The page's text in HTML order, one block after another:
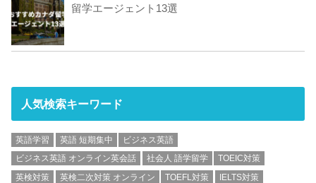
留学エージェント13選
人気検索キーワード
英語学習 英語 短期集中
ビジネス英語
ビジネス英語 オンライン英会話
社会人 語学留学
TOEIC対策
英検対策
英検二次対策 オンライン TOEFL対策
IELTS対策